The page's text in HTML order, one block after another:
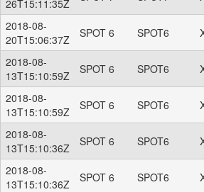
26T15:11:35Z
2018-08-
20T15:06:37Z
SPOT 6 SPOT6
2018-08-
13T15:10:59Z
SPOT 6 SPOT6
2018-08-
13T15:10:59Z
SPOT 6 SPOT6
2018-08-
13T15:10:36Z
SPOT 6 SPOT6
2018-08-
13T15:10:36Z
SPOT 6 SPOT6